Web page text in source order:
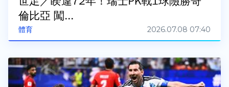
體育
倫比亞 闖...
2026.07.08 07:40